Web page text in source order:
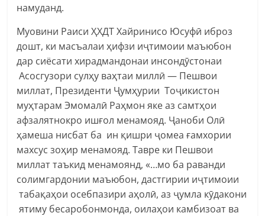
намуданд.
Муовини Раиси ҲХДТ Хайринисо Юсуфӣ иброз
дошт, ки масъалаи ҳифзи иҷтимоии маъюбон
дар сиёсати хирадмандонаи инсондӯстонаи
Асосгузори сулҳу ваҳтаи миллӣ — Пешвои
миллат, Президенти Ҷумҳурии Тоҷикистон
муҳтарам Эмомалӣ Раҳмон яке аз самтҳои
афзалятнокро ишғол менамояд. Ҷаноби Олӣ
ҳамеша нисбат ба ин қишри ҷомеа ғамхории
махсус зоҳир менамояд. Тавре ки Пешвои
миллат таъкид менамоянд, «…мо ба раванди
солимгардонии маъюбон, дастгирии иҷтимоии
табақаҳои осебпазири аҳолӣ, аз ҷумла кӯдакони
ятиму бесаробонмонда, оилаҳои камбизоат ва